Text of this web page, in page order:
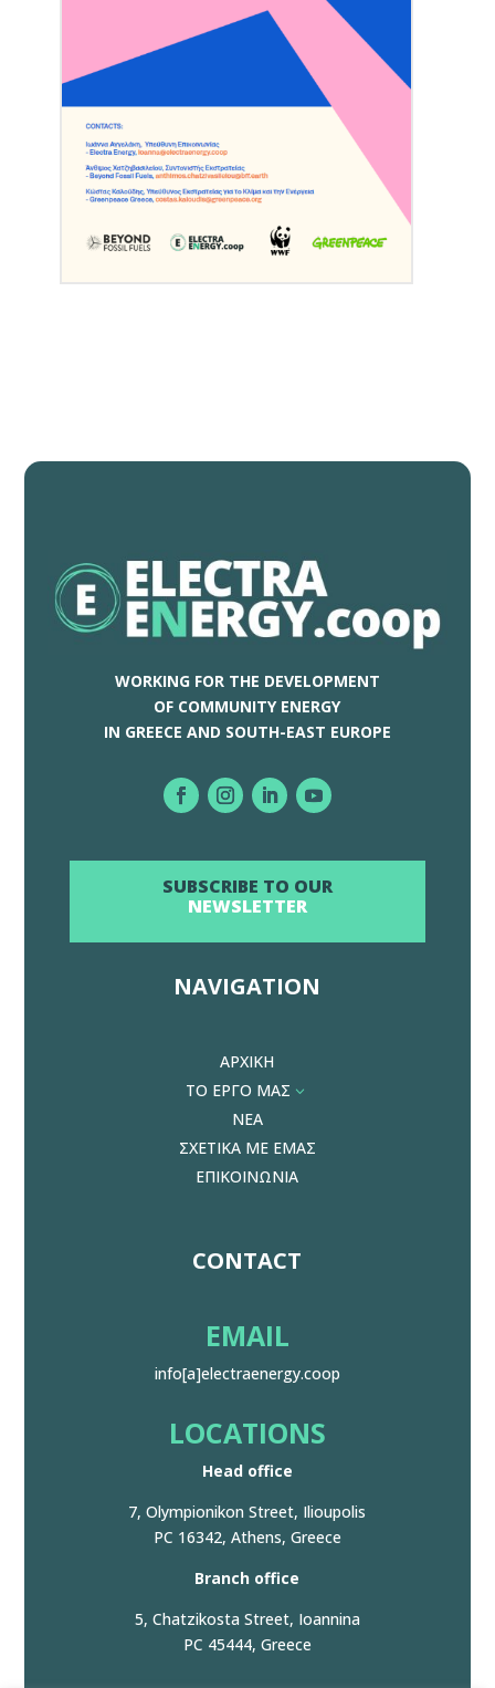
WORKING FOR THE DEVELOPMENT
OF COMMUNITY ENERGY
IN GREECE AND SOUTH-EAST EUROPE
SUBSCRIBE TO OUR
NEWSLETTER
NAVIGATION
ΑΡΧΙΚΗ
ΤΟ ΕΡΓΟ ΜΑΣ 3
ΝΕΑ
ΣΧΕΤΙΚΑ ΜΕ ΕΜΑΣ
ΕΠΙΚΟΙΝΩΝΙΑ
CONTACT
EMAIL
info[a]electraenergy.coop
LOCATIONS
Head office
7, Olympionikon Street, Ilioupolis
PC 16342, Athens, Greece
Branch office
5, Chatzikosta Street, Ioannina
PC 45444, Greece